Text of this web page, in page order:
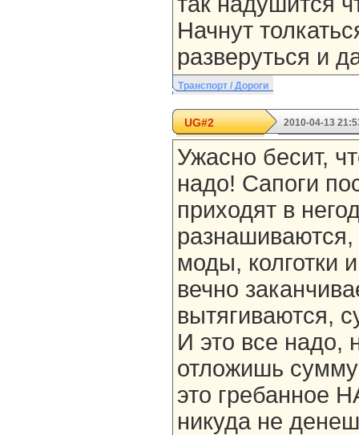
Начнут
разверуться и
Транспорт / Дороги
UG#2 2010-04-13
Ужасно бесит,
надо! Сапоги
приходят в
разнашиваются,
моды, колготки
вечно
вытягиваются,
И это все надо,
отложишь сумму
это гребанное
никуда не